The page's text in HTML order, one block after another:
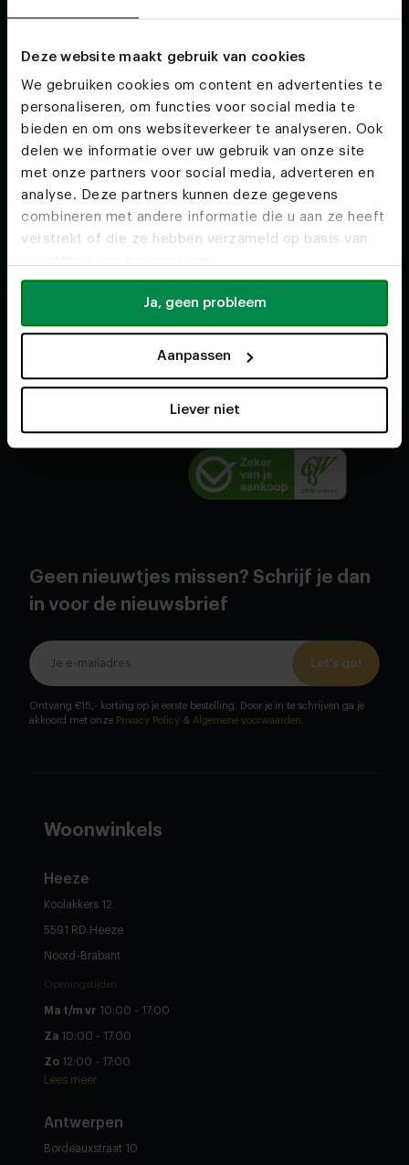
Deze website maakt gebruik van cookies
We gebruiken cookies om content en advertenties te
personaliseren, om functies voor social media te
bieden en om ons websiteverkeer te analyseren. Ook
delen we informatie over uw gebruik van onze site
met onze partners voor social media, adverteren en
analyse. Deze partners kunnen deze gegevens
combineren met andere informatie die u aan ze heeft
verstrekt of die ze hebben verzameld op basis van
Ja, geen probleem
Aanpassen
Liever niet
Eettafels
Salontafels
Voor interieurstylisten
Werken bij
Service
Voorwaarden
Onze woonwinkels
Cookies
Contact
+31(0) 40 304 6229
Geen nieuwtjes missen? Schrijf je dan
in voor de nieuwsbrief
Let's go!
Ontvang €15,- korting op je eerste bestelling. Door je in te schrijven ga je
akkoord met onze Privacy Policy & Algemene voorwaarden
Woonwinkels
Heeze
Koolakkers 12
5591 RD Heeze
Noord-Brabant
Openingstijden
Ma t/m vr 10:00 - 17:00
Za 10:00 - 17:00
Zo 12:00 - 17:00
Lees meer
Antwerpen
Bordeauxstraat 10